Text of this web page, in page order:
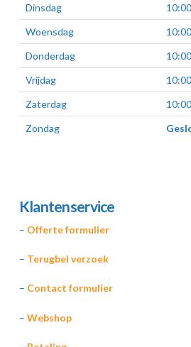
Dinsdag
Woensdag
Donderdag
Vrijdag
Zaterdag
Zondag
Klantenservice
– Offerte formulier
– Terugbel verzoek
– Contact formulier
– Webshop